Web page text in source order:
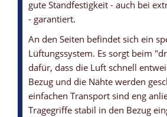
gute Standfestigkeit - auch bei
- garantiert.
An den Seiten befindet sich ein
Lüftungssystem. Es sorgt beim
dafür, dass die Luft schnell
Bezug und die Nähte werden
einfachen Transport sind eng
Tragegriffe stabil in den Bezug